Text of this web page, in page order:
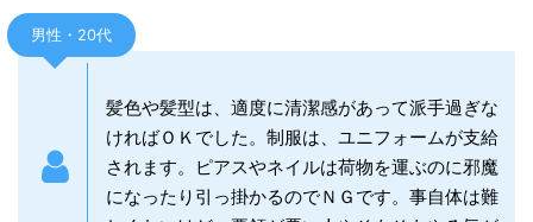
男性・20代
髪色や髪型は、適度に清潔感があって派手過ぎな
ければＯＫでした。制服は、ユニフォームが支給
されます。ピアスやネイルは荷物を運ぶのに邪魔
になったり引っ掛かるのでＮＧです。事自体は難